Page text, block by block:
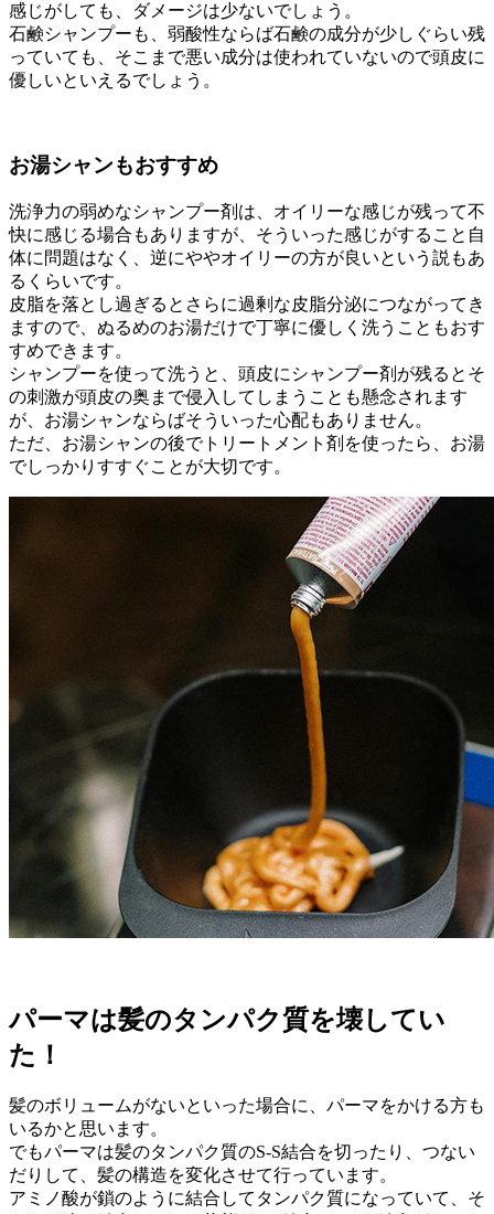
感じがしても、ダメージは少ないでしょう。
石鹸シャンプーも、弱酸性ならば石鹸の成分が少しぐらい残
っていても、そこまで悪い成分は使われていないので頭皮に
優しいといえるでしょう。
お湯シャンもおすすめ
洗浄力の弱めなシャンプー剤は、オイリーな感じが残って不
快に感じる場合もありますが、そういった感じがすること自
体に問題はなく、逆にややオイリーの方が良いという説もあ
るくらいです。
皮脂を落とし過ぎるとさらに過剰な皮脂分泌につながってき
ますので、ぬるめのお湯だけで丁寧に優しく洗うこともおす
すめできます。
シャンプーを使って洗うと、頭皮にシャンプー剤が残るとそ
の刺激が頭皮の奥まで侵入してしまうことも懸念されます
が、お湯シャンならばそういった心配もありません。
ただ、お湯シャンの後でトリートメント剤を使ったら、お湯
でしっかりすすぐことが大切です。
パーマは髪のタンパク質を壊してい
た！
髪のボリュームがないといった場合に、パーマをかける方も
いるかと思います。
でもパーマは髪のタンパク質のS-S結合を切ったり、つない
だりして、髪の構造を変化させて行っています。
アミノ酸が鎖のように結合してタンパク質になっていて、そ